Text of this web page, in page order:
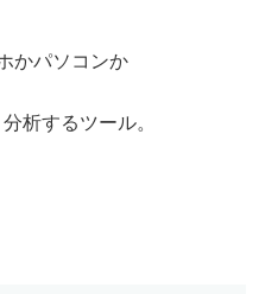
かパソコンか
析するツール。